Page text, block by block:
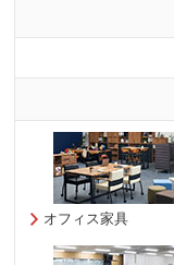
オフィス家具